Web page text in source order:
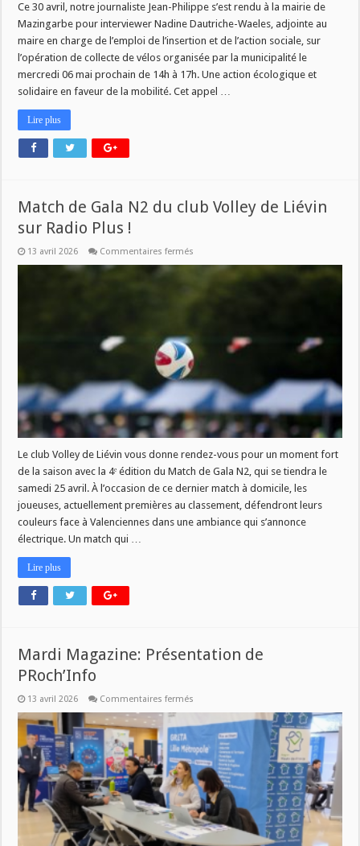
Ce 30 avril, notre journaliste Jean-Philippe s’est rendu à la mairie de
Mazingarbe pour interviewer Nadine Dautriche-Waeles, adjointe au
maire en charge de l’emploi de l’insertion et de l’action sociale, sur
l’opération de collecte de vélos organisée par la municipalité le
mercredi 06 mai prochain de 14h à 17h. Une action écologique et
solidaire en faveur de la mobilité. Cet appel …
Lire plus
Match de Gala N2 du club Volley de Liévin
sur Radio Plus !
13 avril 2026 Commentaires fermés
du
sur
Radio
Plus
!
Le club Volley de Liévin vous donne rendez-vous pour un moment fort
de la saison avec la 4ᵉ édition du Match de Gala N2, qui se tiendra le
samedi 25 avril. À l’occasion de ce dernier match à domicile, les
joueuses, actuellement premières au classement, défendront leurs
couleurs face à Valenciennes dans une ambiance qui s’annonce
électrique. Un match qui …
Lire plus
Mardi Magazine: Présentation de
PRoch’Info
13 avril 2026 Commentaires fermés
Magazine:
Présentation
PRoch’Info